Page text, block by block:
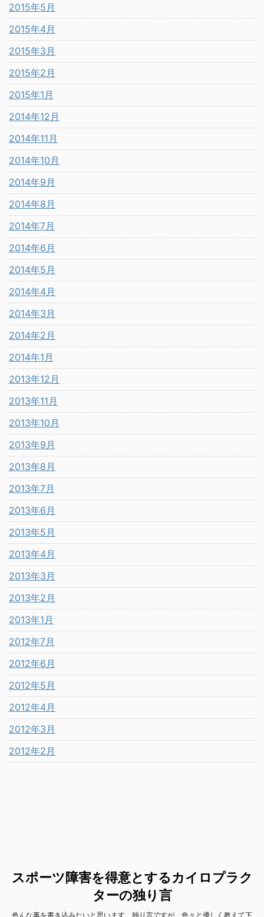
2015年5月
2015年4月
2015年3月
2015年2月
2015年1月
2014年12月
2014年11月
2014年10月
2014年9月
2014年8月
2014年7月
2014年6月
2014年5月
2014年4月
2014年3月
2014年2月
2014年1月
2013年12月
2013年11月
2013年10月
2013年9月
2013年8月
2013年7月
2013年6月
2013年5月
2013年4月
2013年3月
2013年2月
2013年1月
2012年7月
2012年6月
2012年5月
2012年4月
2012年3月
2012年2月
スポーツ障害を得意とするカイロプラク
ターの独り言
色んな事を書き込みたいと思います。独り言ですが、色々と優しく教えて下